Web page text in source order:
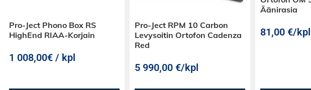
Pro-Ject Phono Box RS
HighEnd RIAA-Korjain
1 008,00€ / kpl
Pro-Ject RPM 10 Carbon
Levysoitin Ortofon Cadenza
Red
5 990,00 €/kpl
Äänirasia
81,00 €/kpl